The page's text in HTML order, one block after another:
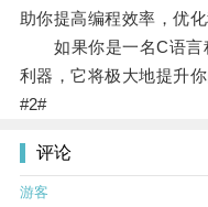
助你提高编程效率，优化
如果你是一名C语言
利器，它将极大地提升你
#2#
评论
游客